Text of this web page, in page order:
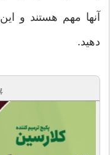
آنها مهم هستند و
دهید.